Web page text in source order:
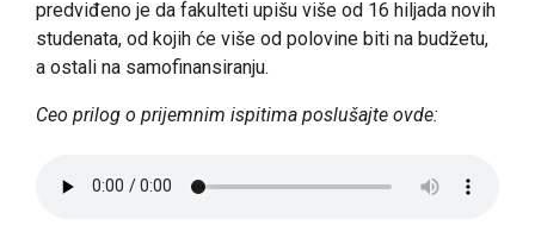
predviđeno je da fakulteti upišu više od 16 hiljada novih
studenata, od kojih će više od polovine biti na budžetu,
a ostali na samofinansiranju.
Ceo prilog o prijemnim ispitima poslušajte ovde: